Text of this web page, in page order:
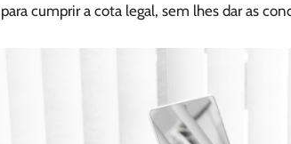
cumprir a cota legal, sem lhes dar as